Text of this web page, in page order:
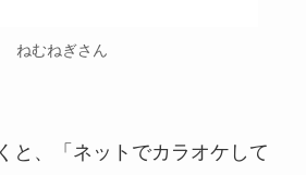
ねむねぎさん
と、「ネットでカラオケして